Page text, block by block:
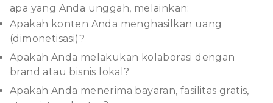
apa yang Anda unggah, melainkan:
Apakah konten Anda menghasilkan uang
(dimonetisasi)?
Apakah Anda melakukan kolaborasi dengan
brand atau bisnis lokal?
Apakah Anda menerima bayaran, fasilitas gratis,